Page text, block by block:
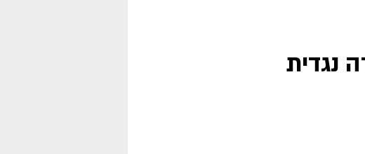
נגדית